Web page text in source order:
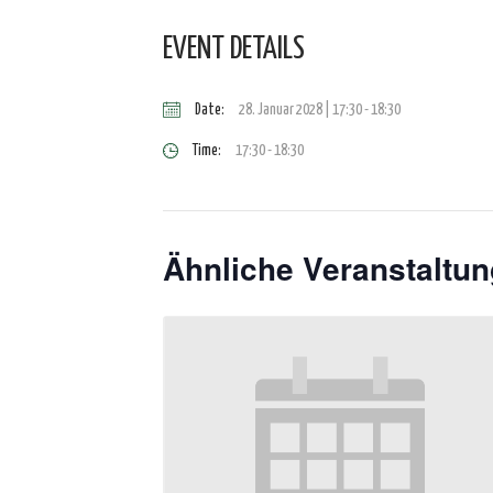
EVENT DETAILS
Date: 28. Januar 2028 | 17:30-18:30
Time: 17:30 - 18:30
Ähnliche